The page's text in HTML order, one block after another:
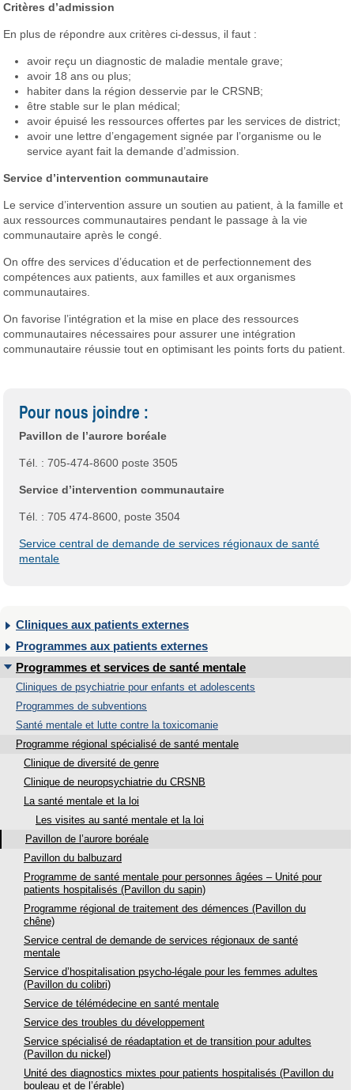
Critères d’admission
En plus de répondre aux critères ci-dessus, il faut :
avoir reçu un diagnostic de maladie mentale grave;
avoir 18 ans ou plus;
habiter dans la région desservie par le CRSNB;
être stable sur le plan médical;
avoir épuisé les ressources offertes par les services de district;
avoir une lettre d’engagement signée par l’organisme ou le
service ayant fait la demande d’admission.
Service d’intervention communautaire
Le service d’intervention assure un soutien au patient, à la famille et
aux ressources communautaires pendant le passage à la vie
communautaire après le congé.
On offre des services d’éducation et de perfectionnement des
compétences aux patients, aux familles et aux organismes
communautaires.
On favorise l’intégration et la mise en place des ressources
communautaires nécessaires pour assurer une intégration
communautaire réussie tout en optimisant les points forts du patient.
Pour nous joindre :
Pavillon de l’aurore boréale
Tél. : 705-474-8600 poste 3505
Service d’intervention communautaire
Tél. : 705 474-8600, poste 3504
Service central de demande de services régionaux de santé
mentale
Cliniques aux patients externes
Programmes aux patients externes
Programmes et services de santé mentale
Cliniques de psychiatrie pour enfants et adolescents
Programmes de subventions
Santé mentale et lutte contre la toxicomanie
Programme régional spécialisé de santé mentale
Clinique de diversité de genre
Clinique de neuropsychiatrie du CRSNB
La santé mentale et la loi
Les visites au santé mentale et la loi
Pavillon de l’aurore boréale
Pavillon du balbuzard
Programme de santé mentale pour personnes âgées – Unité pour
patients hospitalisés (Pavillon du sapin)
Programme régional de traitement des démences (Pavillon du
chêne)
Service central de demande de services régionaux de santé
mentale
Service d’hospitalisation psycho-légale pour les femmes adultes
(Pavillon du colibri)
Service de télémédecine en santé mentale
Service des troubles du développement
Service spécialisé de réadaptation et de transition pour adultes
(Pavillon du nickel)
Unité des diagnostics mixtes pour patients hospitalisés (Pavillon du
bouleau et de l’érable)